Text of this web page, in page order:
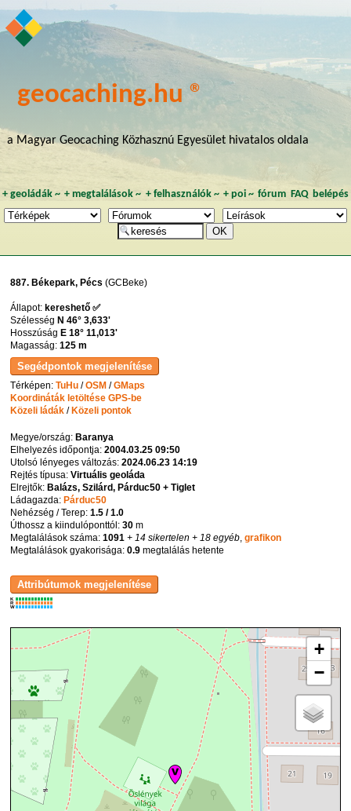
geocaching.hu ®
a Magyar Geocaching Közhasznú Egyesület hivatalos oldala
+ geoládák~ +megtalálások ~ + felhasználók~ + poi~ fórum FAQ belépés
887. Békepark, Pécs (GCBeke)
Állapot: kereshető ✅
Szélesség N 46° 3,633'
Hosszúság E 18° 11,013'
Magasság:125 m
Térképen:TuHu /OSM /GMaps
Koordináták letöltése GPS-be
Közeli ládák / Közeli pontok
Megye/ország: Baranya
Elhelyezés időpontja:2004.03.25 09:50
Utolsó lényeges változás:2024.06.23 14:19
Rejtés típusa:Virtuális geoláda
Elrejtők: Balázs, Szilárd, Párduc50 + Tiglet
Ládagazda: Párduc50
Nehézség / Terep:1.5 / 1.0
Úthossz a kiindulóponttól:30 m
Megtalálások száma:1091 + 14 sikertelen + 18 egyéb,grafikon
Megtalálások gyakorisága:0.9 megtalálás hetente
K
R
W
+
−